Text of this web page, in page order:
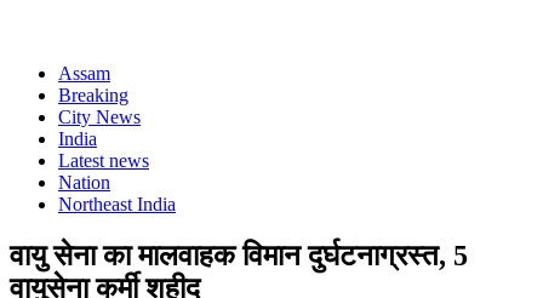
Assam
Breaking
City News
India
Latest news
Nation
Northeast India
वायु सेना का मालवाहक विमान दुर्घटनाग्रस्त, 5
वायुसेना कर्मी शहीद